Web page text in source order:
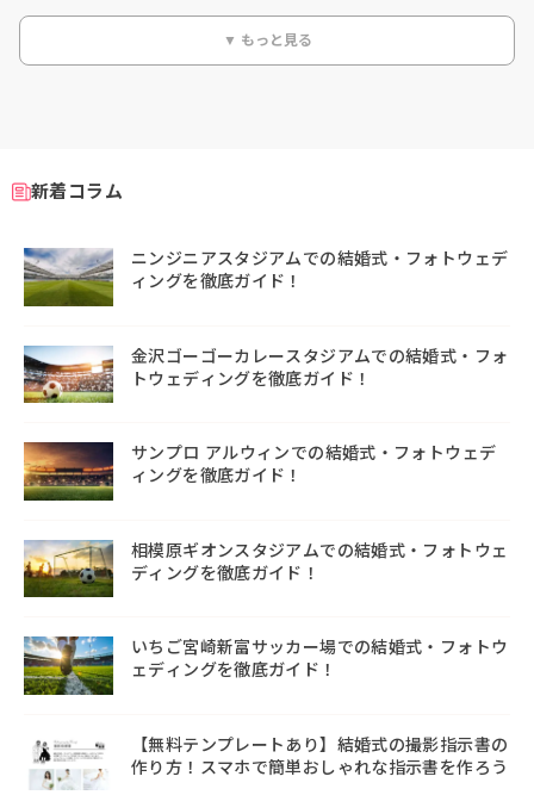
▼ もっと見る
新着コラム
ニンジニアスタジアムでの結婚式・フォトウェデ
ィングを徹底ガイド！
金沢ゴーゴーカレースタジアムでの結婚式・フォ
トウェディングを徹底ガイド！
サンプロ アルウィンでの結婚式・フォトウェデ
ィングを徹底ガイド！
相模原ギオンスタジアムでの結婚式・フォトウェ
ディングを徹底ガイド！
いちご宮崎新富サッカー場での結婚式・フォトウ
ェディングを徹底ガイド！
【無料テンプレートあり】結婚式の撮影指示書の
作り方！スマホで簡単おしゃれな指示書を作ろう